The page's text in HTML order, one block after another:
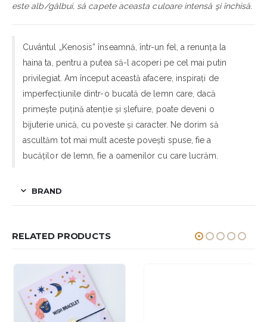
este alb/gălbui, să capete aceasta culoare intensă şi închisă.
Cuvântul „Kenosis” înseamnă, într-un fel, a renunța la
haina ta, pentru a putea să-l acoperi pe cel mai putin
privilegiat. Am început această afacere, inspirați de
imperfecțiunile dintr-o bucată de lemn care, dacă
primește puțină atenție și șlefuire, poate deveni o
bijuterie unică, cu poveste și caracter. Ne dorim să
ascultăm tot mai mult aceste povești spuse, fie a
bucăților de lemn, fie a oamenilor cu care lucrăm.
BRAND
RELATED PRODUCTS